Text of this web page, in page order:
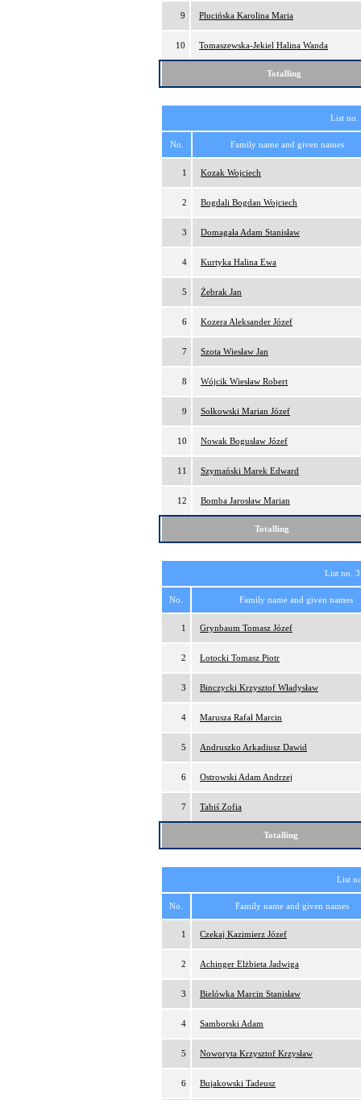
9 Plucińska Karolina Maria
10 Tomaszewska-Jekiel Halina Wanda
Totalling
List
No. Family name and given names
1 Kozak Wojciech
2 Bogdali Bogdan Wojciech
3 Domagała Adam Stanisław
4 Kurtyka Halina Ewa
5 Żebrak Jan
6 Kozera Aleksander Józef
7 Szota Wiesław Jan
8 Wójcik Wiesław Robert
9 Sołkowski Marian Józef
10 Nowak Bogusław Józef
11 Szymański Marek Edward
12 Bomba Jarosław Marian
Totalling
List no.
No. Family name and given names
1 Grynbaum Tomasz Józef
2 Łotocki Tomasz Piotr
3 Binczycki Krzysztof Władysław
4 Marusza Rafał Marcin
5 Andruszko Arkadiusz Dawid
6 Ostrowski Adam Andrzej
7 Tabiś Zofia
Totalling
List
No. Family name and given names
1 Czekaj Kazimierz Józef
2 Achinger Elżbieta Jadwiga
3 Bielówka Marcin Stanisław
4 Samborski Adam
5 Noworyta Krzysztof Krzysław
6 Bujakowski Tadeusz